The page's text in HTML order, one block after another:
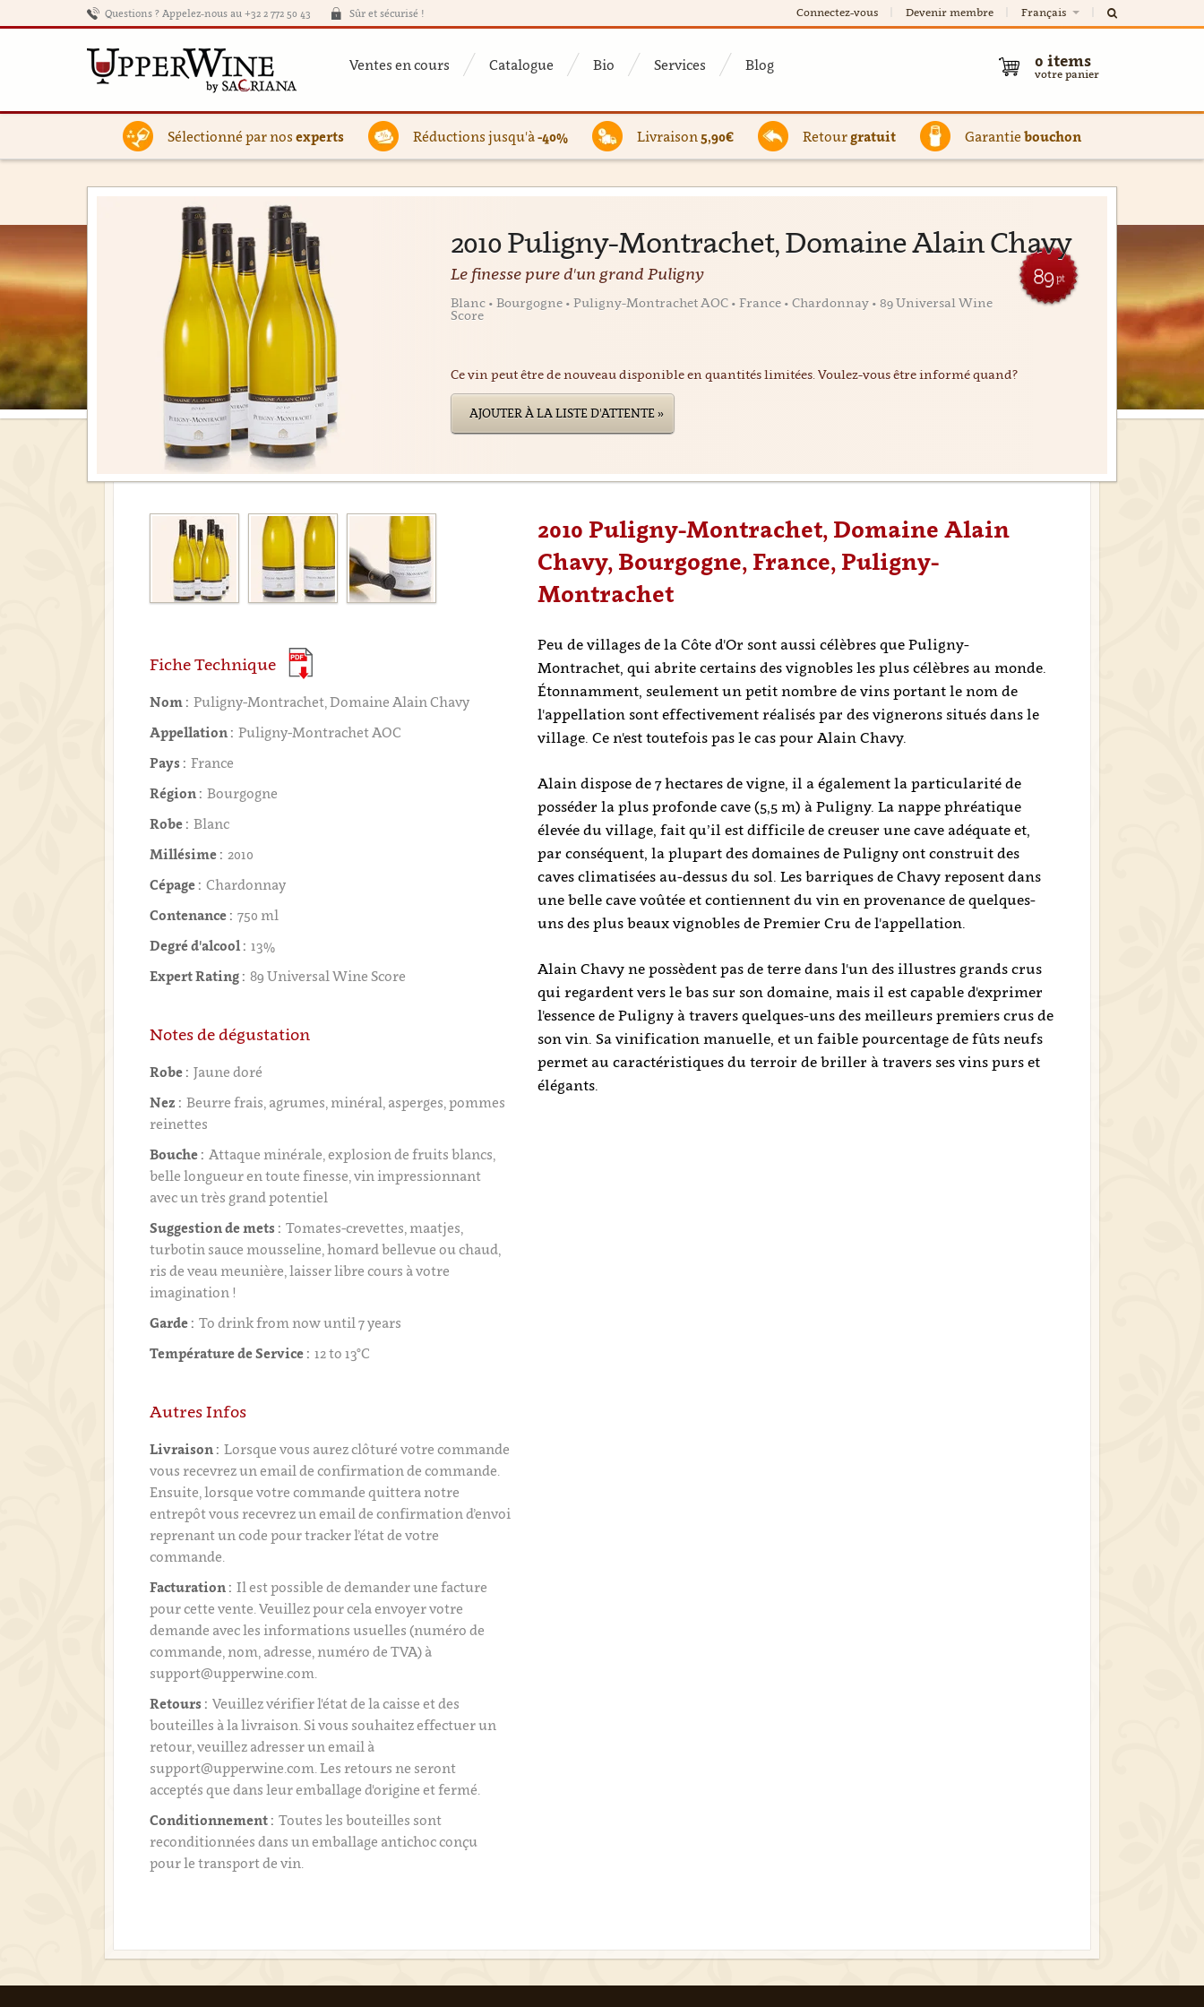
Questions ? Appelez-nous au +32 2 772 50 43 Sûr et sécurisé ! Connectez-vous Devenir membre Français
Ventes en cours Catalogue Bio Services Blog 0 items
votre panier
Sélectionné par nos experts Réductions jusqu'à-40% Livraison 5,90€ Retour gratuit Garantiebouchon
2010 Puligny-Montrachet, Domaine Alain Chavy
89pt
Le finesse pure d'un grand Puligny
Blanc • Bourgogne • Puligny-Montrachet AOC • France • Chardonnay • 89 Universal Wine
Score
Ce vin peut être de nouveau disponible en quantités limitées. Voulez-vous être informé quand?
AJOUTER À LA LISTE D'ATTENTE »
2010 Puligny-Montrachet, Domaine Alain
Chavy, Bourgogne, France, Puligny-
Montrachet
Peu de villages de la Côte d'Or sont aussi célèbres que Puligny-
Montrachet, qui abrite certains des vignobles les plus célèbres au monde.
Étonnamment, seulement un petit nombre de vins portant le nom de
l'appellation sont effectivement réalisés par des vignerons situés dans le
village. Ce n'est toutefois pas le cas pour Alain Chavy.
Alain dispose de 7 hectares de vigne, il a également la particularité de
posséder la plus profonde cave (5,5 m) à Puligny. La nappe phréatique
élevée du village, fait qu’il est difficile de creuser une cave adéquate et,
par conséquent, la plupart des domaines de Puligny ont construit des
caves climatisées au-dessus du sol. Les barriques de Chavy reposent dans
une belle cave voûtée et contiennent du vin en provenance de quelques-
uns des plus beaux vignobles de Premier Cru de l'appellation.
Alain Chavy ne possèdent pas de terre dans l'un des illustres grands crus
qui regardent vers le bas sur son domaine, mais il est capable d'exprimer
l'essence de Puligny à travers quelques-uns des meilleurs premiers crus de
son vin. Sa vinification manuelle, et un faible pourcentage de fûts neufs
permet au caractéristiques du terroir de briller à travers ses vins purs et
élégants.
Fiche Technique
Nom : Puligny-Montrachet, Domaine Alain Chavy
Appellation : Puligny-Montrachet AOC
Pays : France
Région : Bourgogne
Robe : Blanc
Millésime : 2010
Cépage : Chardonnay
Contenance : 750 ml
Degré d'alcool : 13%
Expert Rating : 89 Universal Wine Score
Notes de dégustation
Robe : Jaune doré
Nez : Beurre frais, agrumes, minéral, asperges, pommes
reinettes
Bouche : Attaque minérale, explosion de fruits blancs,
belle longueur en toute finesse, vin impressionnant
avec un très grand potentiel
Suggestion de mets : Tomates-crevettes, maatjes,
turbotin sauce mousseline, homard bellevue ou chaud,
ris de veau meunière, laisser libre cours à votre
imagination !
Garde : To drink from now until 7 years
Température de Service : 12 to 13°C
Autres Infos
Livraison : Lorsque vous aurez clôturé votre commande
vous recevrez un email de confirmation de commande.
Ensuite, lorsque votre commande quittera notre
entrepôt vous recevrez un email de confirmation d’envoi
reprenant un code pour tracker l’état de votre
commande.
Facturation : Il est possible de demander une facture
pour cette vente. Veuillez pour cela envoyer votre
demande avec les informations usuelles (numéro de
commande, nom, adresse, numéro de TVA) à
support@upperwine.com.
Retours : Veuillez vérifier l'état de la caisse et des
bouteilles à la livraison. Si vous souhaitez effectuer un
retour, veuillez adresser un email à
support@upperwine.com. Les retours ne seront
acceptés que dans leur emballage d'origine et fermé.
Conditionnement : Toutes les bouteilles sont
reconditionnées dans un emballage antichoc conçu
pour le transport de vin.